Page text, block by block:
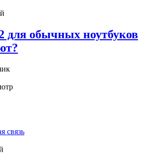
для обычных ноутбуков
связь